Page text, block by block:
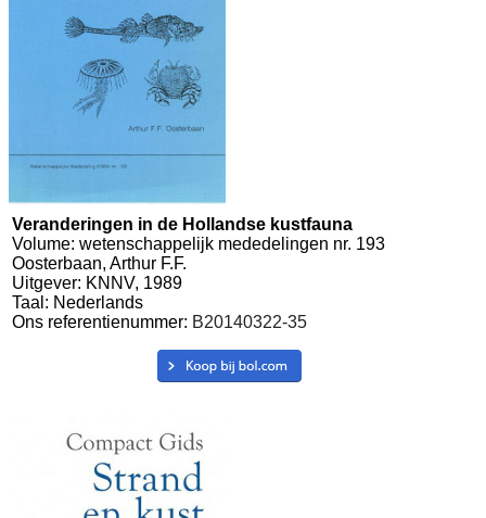
Veranderingen in de Hollandse kustfauna
Volume: wetenschappelijk mededelingen nr. 193
Oosterbaan, Arthur F.F.
Uitgever: KNNV, 1989
Taal: Nederlands
Ons referentienummer: B20140322-35